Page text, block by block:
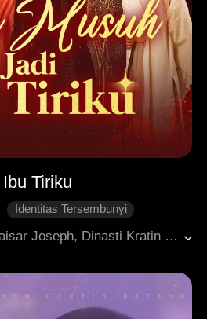
Tiriku
Identitas Tersembunyi
Mengejar Suami
Di puncak kejayaan Kaisar Joseph, Dinasti Kratin berjaya menaklukkan seluruh negeri dan berkuasa tanpa tanding, memaksa negara-negara tetangga tunduk. Namun, obsesinya pada kekuasaan justru membuatnya mengabaikan sang permaisuri hingga akhirnya wafat. Hancur oleh rasa kehilangan, Joseph turun takhta dan mengasingkan diri bersama putranya. Takdir pun berbalik ketika Kaylee, Sang Ratu Gligow, yang sedang melarikan diri, tanpa sengaja menemui gubuknya. Semalam penuh gairah yang tak terduga itu pun meruntuhkan kedamaian yang telah Joseph peroleh dengan susah payah.